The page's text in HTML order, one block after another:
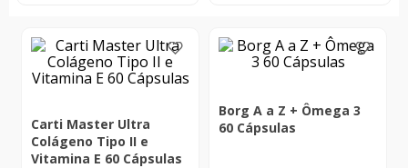
Carti Master Ultra
Colágeno Tipo II e
Vitamina E 60 Cápsulas
Borg A a Z + Ômega 3
60 Cápsulas